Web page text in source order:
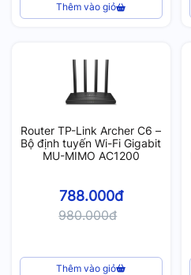
Thêm vào giỏ
Router TP-Link Archer C6 –
Bộ định tuyến Wi-Fi Gigabit
MU-MIMO AC1200
788.000đ
980.000đ
Thêm vào giỏ